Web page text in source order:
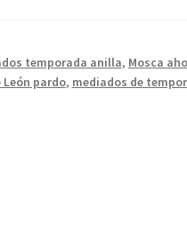
temporada anilla, Mosca
León pardo, mediados de